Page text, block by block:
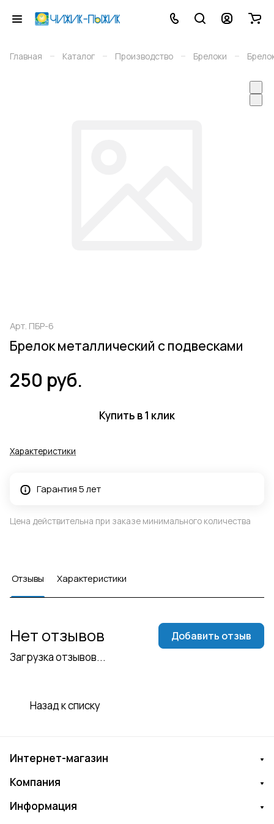
Главная – Каталог – Производство – Брелоки –
Арт. ПБР-6
Брелок металлический с подвесками
250 руб.
Купить в 1 клик
Характеристики
Гарантия 5 лет
Цена действительна при заказе минимального количества
Отзывы Характеристики
Загрузка отзывов...
Нет отзывов Добавить отзыв
Назад к списку
Интернет-магазин
Компания
Информация